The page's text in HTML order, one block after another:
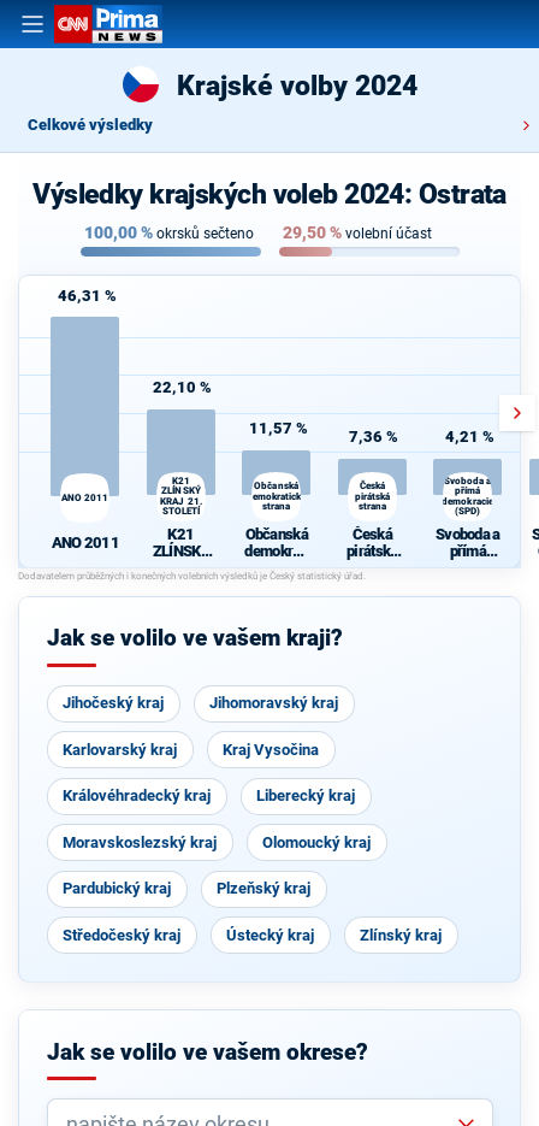
Krajské volby 2024
Celkové výsledky
Výsledky krajských voleb 2024: Ostrata
100,00% okrsků sečteno 29,50% volební účast
46,31 %
ANO 2011
ANO 2011
22,10 %
K21
ZLÍNSKÝ
KRAJ 21.
STOLETÍ
K21
ZLÍNSKÝ
KRAJ 21.
STOLETÍ
11,57 %
Občanská
demokratická
strana
Občanská
demokrati
cká strana
7,36 %
Česká
pirátská
strana
Česká
pirátská
strana
4,21 %
Svoboda a
přímá
demokracie
(SPD)
Svoboda a
přímá
demokraci
Jak se volilo ve vašem kraji?
Jihočeský kraj Jihomoravský kraj
Karlovarský kraj Kraj Vysočina
Královéhradecký kraj Liberecký kraj
Moravskoslezský kraj Olomoucký kraj
Pardubický kraj Plzeňský kraj
Středočeský kraj Ústecký kraj Zlínský kraj
Jak se volilo ve vašem okrese?